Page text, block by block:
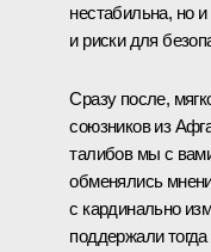
нестабильна, но
и риски для
Сразу после,
союзников из
талибов мы с
обменялись
с кардинально
поддержали